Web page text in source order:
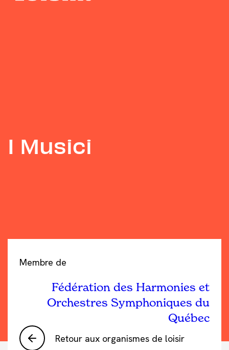
I Musici
Retour aux organismes de loisir
Membre de
Fédération des Harmonies et
Orchestres Symphoniques du
Québec